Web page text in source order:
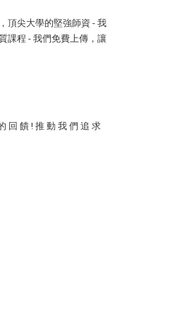
頂尖大學的堅強師資 - 我
課程 - 我們免費上傳，讓
回 饋 ! 推 動 我 們 追 求